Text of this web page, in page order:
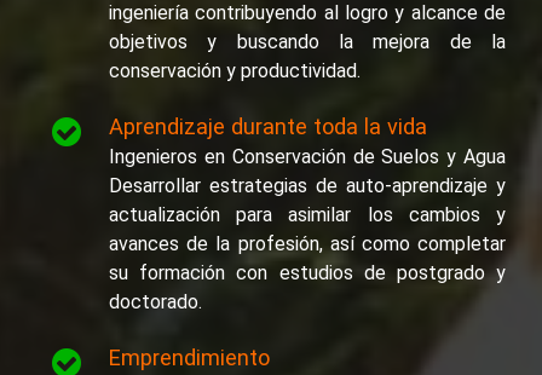
ingeniería contribuyendo al logro y alcance de
objetivos y buscando la mejora de la
conservación y productividad.
Aprendizaje durante toda la vida
Ingenieros en Conservación de Suelos y Agua
Desarrollar estrategias de auto-aprendizaje y
actualización para asimilar los cambios y
avances de la profesión, así como completar
su formación con estudios de postgrado y
doctorado.
Emprendimiento